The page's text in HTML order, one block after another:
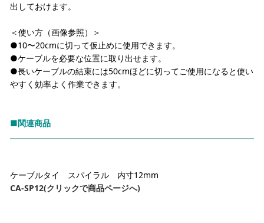
出しておけます。
＜使い方（画像参照）＞
●10〜20cmに切って仮止めに使用できます。
●ケーブルを必要な位置に取り出せます。
●長いケーブルの結束には50cmほどに切ってご使用になると使い
やすく効率よく作業できます。
■関連商品
ケーブルタイ スパイラル 内寸12mm
CA-SP12(クリックで商品ページへ)